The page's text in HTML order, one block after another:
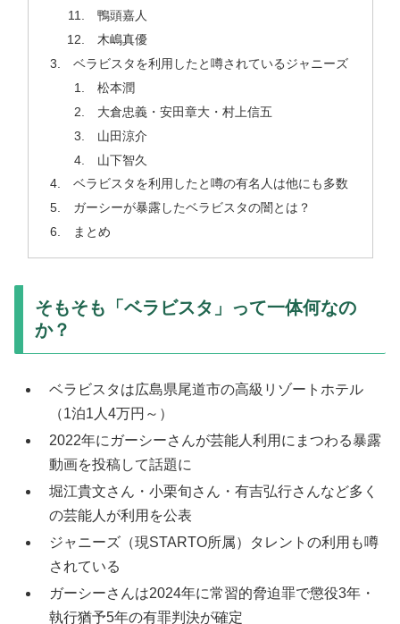
鴨頭嘉人
木嶋真優
ベラビスタを利用したと噂されているジャニーズ
松本潤
大倉忠義・安田章大・村上信五
山田涼介
山下智久
ベラビスタを利用したと噂の有名人は他にも多数
ガーシーが暴露したベラビスタの闇とは？
まとめ
そもそも「ベラビスタ」って一体何なの
か？
ベラビスタは広島県尾道市の高級リゾートホテル
（1泊1人4万円～）
2022年にガーシーさんが芸能人利用にまつわる暴露
動画を投稿して話題に
堀江貴文さん・小栗旬さん・有吉弘行さんなど多く
の芸能人が利用を公表
ジャニーズ（現STARTO所属）タレントの利用も噂
されている
ガーシーさんは2024年に常習的脅迫罪で懲役3年・
執行猶予5年の有罪判決が確定